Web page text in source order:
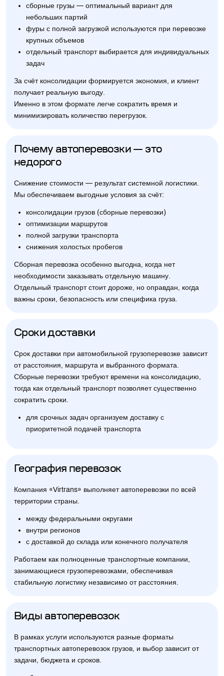
сборные грузы — оптимальный вариант для
небольших партий
фуры с полной загрузкой используются при перевозке
крупных объемов
отдельный транспорт выбирается для индивидуальных
задач
За счёт консолидации формируется экономия, и клиент
получает реальную выгоду.
Именно в этом формате легче сократить время и
минимизировать количество перегрузок.
Почему автоперевозки — это
недорого
Снижение стоимости — результат системной логистики.
Мы обеспечиваем выгодные условия за счёт:
консолидации грузов (сборные перевозки)
оптимизации маршрутов
полной загрузки транспорта
снижения холостых пробегов
Сборная перевозка особенно выгодна, когда нет
необходимости заказывать отдельную машину.
Отдельный транспорт стоит дороже, но оправдан, когда
важны сроки, безопасность или специфика груза.
Сроки доставки
Срок доставки при автомобильной грузоперевозке зависит
от расстояния, маршрута и выбранного формата.
Сборные перевозки требуют времени на консолидацию,
тогда как отдельный транспорт позволяет существенно
сократить сроки.
для срочных задач организуем доставку с
приоритетной подачей транспорта
География перевозок
Компания «Virtrans» выполняет автоперевозки по всей
территории страны.
между федеральными округами
внутри регионов
с доставкой до склада или конечного получателя
Работаем как полноценные транспортные компании,
занимающиеся грузоперевозками, обеспечивая
стабильную логистику независимо от расстояния.
Виды автоперевозок
В рамках услуги используются разные форматы
транспортных автоперевозок грузов, и выбор зависит от
задачи, бюджета и сроков.